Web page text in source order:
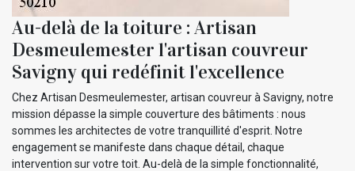
Au-delà de la toiture : Artisan
Desmeulemester l'artisan couvreur
Savigny qui redéfinit l'excellence
Chez Artisan Desmeulemester, artisan couvreur à Savigny, notre
mission dépasse la simple couverture des bâtiments : nous
sommes les architectes de votre tranquillité d'esprit. Notre
engagement se manifeste dans chaque détail, chaque
intervention sur votre toit. Au-delà de la simple fonctionnalité,